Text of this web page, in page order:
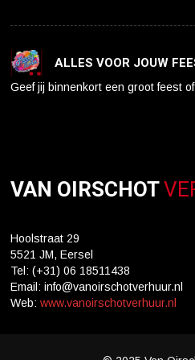
ALLES VOOR JOUW
Geef jij binnenkort een groot feest
VAN OIRSCHOT
Hoolstraat 29
5521 JM, Eersel
Tel: (+31) 06 18511438
Email: info@vanoirschotverhuur.nl
Web:www.vanoirschotverhuur.nl